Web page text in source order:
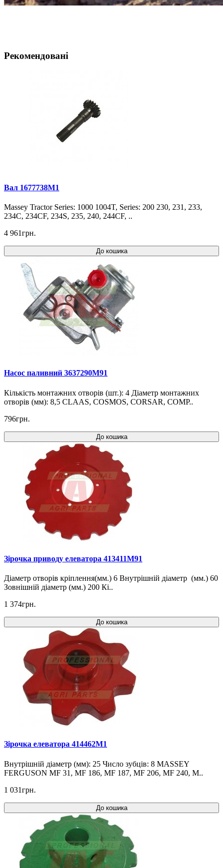
Рекомендовані
Вал 1677738M1
Massey Tractor Series: 1000 1004T, Series: 200 230, 231, 233,
234C, 234CF, 234S, 235, 240, 244CF, ..
4 961грн.
До кошика
Насос паливний 3637290M91
Кількість монтажних отворів (шт.): 4 Діаметр монтажних
отворів (мм): 8,5 CLAAS, COSMOS, CORSAR, COMP..
796грн.
До кошика
Зірочка приводу елеватора 413411M91
Діаметр отворів кріплення(мм.) 6 Внутрішній діаметр (мм.) 60
Зовнішній діаметр (мм.) 200 Кі..
1 374грн.
До кошика
Зірочка елеватора 414462M1
Внутрішній діаметр (мм): 25 Число зубців: 8 MASSEY
FERGUSON MF 31, MF 186, MF 187, MF 206, MF 240, M..
1 031грн.
До кошика